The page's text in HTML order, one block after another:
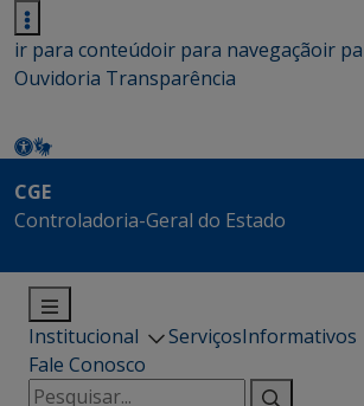
ir para conteúdoir para navegaçãoir
Ouvidoria Transparência
CGE
Controladoria-Geral do Estado
Institucional ServiçosInformativos
Fale Conosco
Pesquisar